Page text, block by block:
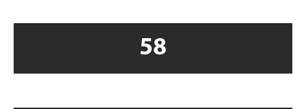
58